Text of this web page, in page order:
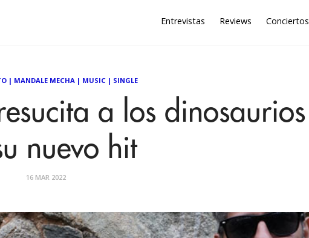
Entrevistas Reviews Conciertos
| MANDALE MECHA| MUSIC| SINGLE
a los dinosaurios
nuevo hit
16 MAR 2022